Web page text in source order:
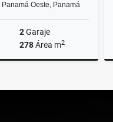
Oeste, Panamá
2Garaje
278Área m2
US$2,350